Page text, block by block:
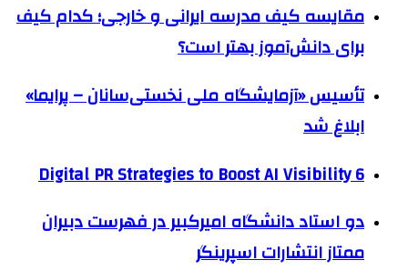
مقایسه کیف مدرسه ایرانی و خارجی؛ کدام کیف
برای دانش‌آموز بهتر است؟
تأسیس «آزمایشگاه ملی نخستی‌سانان – پرایما»
ابلاغ شد
6 Digital PR Strategies to Boost AI Visibility
دو استاد دانشگاه امیرکبیر در فهرست دبیران
ممتاز انتشارات اسپرینگر